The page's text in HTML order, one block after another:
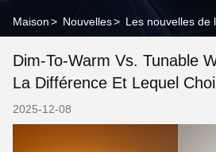
Maison> Nouvelles>
Dim-To-Warm Vs. Tunable
La Différence Et Lequel
2025-12-08